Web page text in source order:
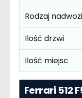
Rodzaj
Ilość drzwi
Ilość miejsc
Ferrari 512